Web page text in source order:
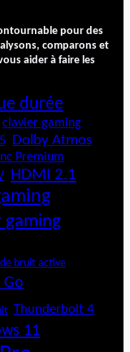
pour des
comparons et
aider à faire les
durée
clavier gaming
Dolby Atmos
Premium
HDMI 2.1
gaming
bruit active
Go
Thunderbolt 4
11